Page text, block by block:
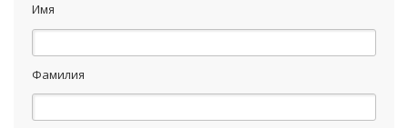
Имя
Фамилия